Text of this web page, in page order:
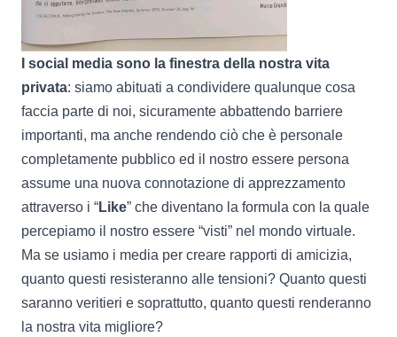
I social media sono la finestra della nostra vita
privata: siamo abituati a condividere qualunque cosa
faccia parte di noi, sicuramente abbattendo barriere
importanti, ma anche rendendo ciò che è personale
completamente pubblico ed il nostro essere persona
assume una nuova connotazione di apprezzamento
attraverso i “Like” che diventano la formula con la quale
percepiamo il nostro essere “visti” nel mondo virtuale.
Ma se usiamo i media per creare rapporti di amicizia,
quanto questi resisteranno alle tensioni? Quanto questi
saranno veritieri e soprattutto, quanto questi renderanno
la nostra vita migliore?